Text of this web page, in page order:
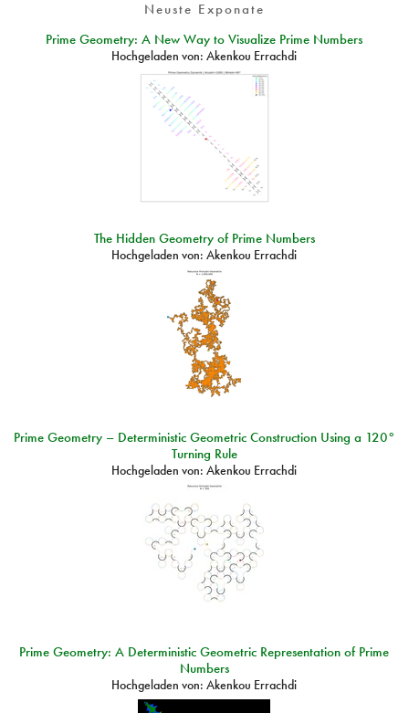
Neuste Exponate
Prime Geometry: A New Way to Visualize Prime Numbers
Hochgeladen von: Akenkou Errachdi
The Hidden Geometry of Prime Numbers
Hochgeladen von: Akenkou Errachdi
Prime Geometry – Deterministic Geometric Construction Using a 120°
Turning Rule
Hochgeladen von: Akenkou Errachdi
Prime Geometry: A Deterministic Geometric Representation of Prime
Numbers
Hochgeladen von: Akenkou Errachdi